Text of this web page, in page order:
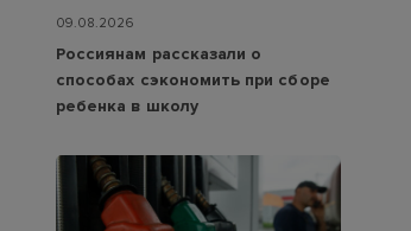
09.08.2026
Россиянам рассказали о
способах сэкономить при сборе
ребенка в школу